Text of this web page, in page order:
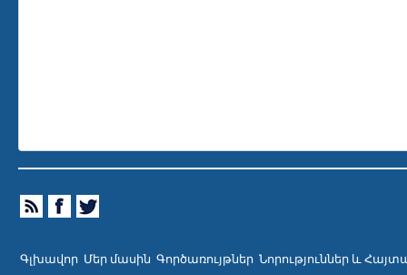
Գլխավոր Մեր մասին Գործառույթներ Նորություններ և